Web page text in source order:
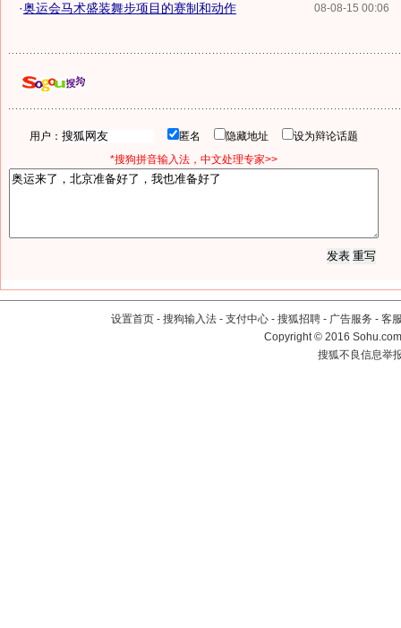
08-08-15 00:06
·奥运会马术盛装舞步项目的赛制和动作
用户： 匿名 隐藏地址
设为辩论话题
*搜狗拼音输入法，中文处理专家>>
设置首页 - 搜狗输入法 - 支付中心 - 搜狐招聘 - 广告服务 - 客
Copyright©2016
搜狐不良信息举